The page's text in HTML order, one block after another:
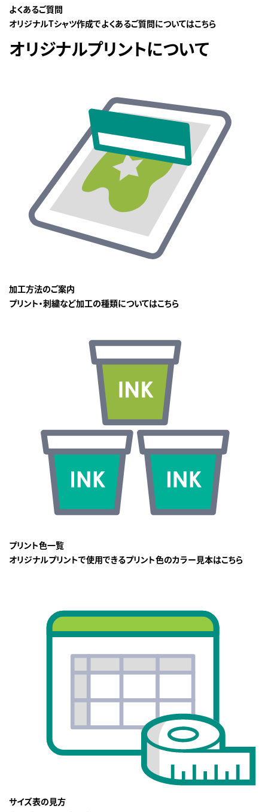
よくあるご質問
オリジナルTシャツ作成でよくあるご質問についてはこちら
オリジナルプリントについて
加工方法のご案内
プリント・刺繍など加工の種類についてはこちら
プリント色一覧
オリジナルプリントで使用できるプリント色のカラー見本はこちら
サイズ表の見方